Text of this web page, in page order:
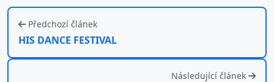
Předchozí článek
HIS DANCE FESTIVAL
Následující článek